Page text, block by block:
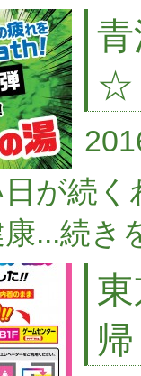
☆
日が続
...続き